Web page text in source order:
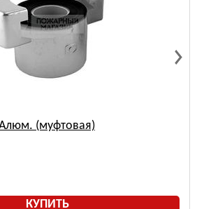
(муфтовая)
КУПИТЬ